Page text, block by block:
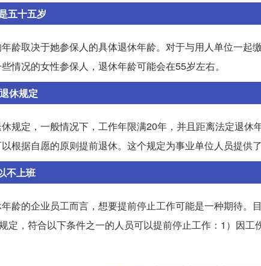
五十五岁
龄取决于她参保人的具体退休年龄。对于与用人单位一起
情况的女性参保人，退休年龄可能会在55岁左右。
休规定
规定，一般情况下，工作年限满20年，并且距离法定退
根据自愿的原则提前退休。这个规定为事业单位人员提供了
不上班
龄的企业员工而言，想要提前停止工作可能是一种期待。
定，符合以下条件之一的人员可以提前停止工作：1）因